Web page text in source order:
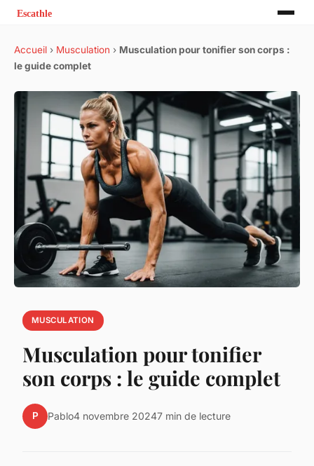
Accueil › Musculation › Musculation pour tonifier son corps :
le guide complet
MUSCULATION
Musculation pour tonifier
son corps : le guide complet
P Pablo4 novembre 20247 min de lecture